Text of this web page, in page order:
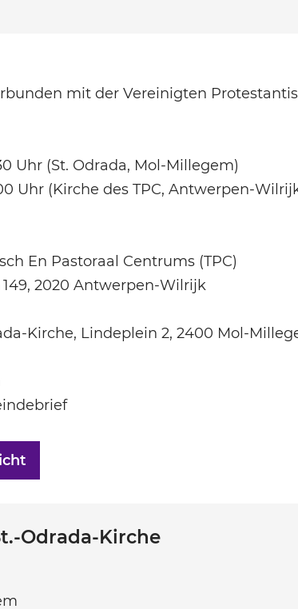
mit der Vereinigten
Uhr (St. Odrada, Mol-Millegem)
Uhr (Kirche des TPC, Antwerpen-
En Pastoraal Centrums (TPC)
2020 Antwerpen-Wilrijk
Kirche, Lindeplein 2, 2400 Mol-
Odrada-Kirche